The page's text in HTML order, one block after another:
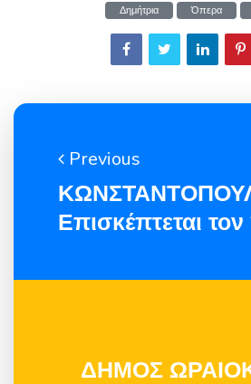
Δημήτρια Όπερα
Previous
Επισκέπτεται
ΔΗΜΟΣ